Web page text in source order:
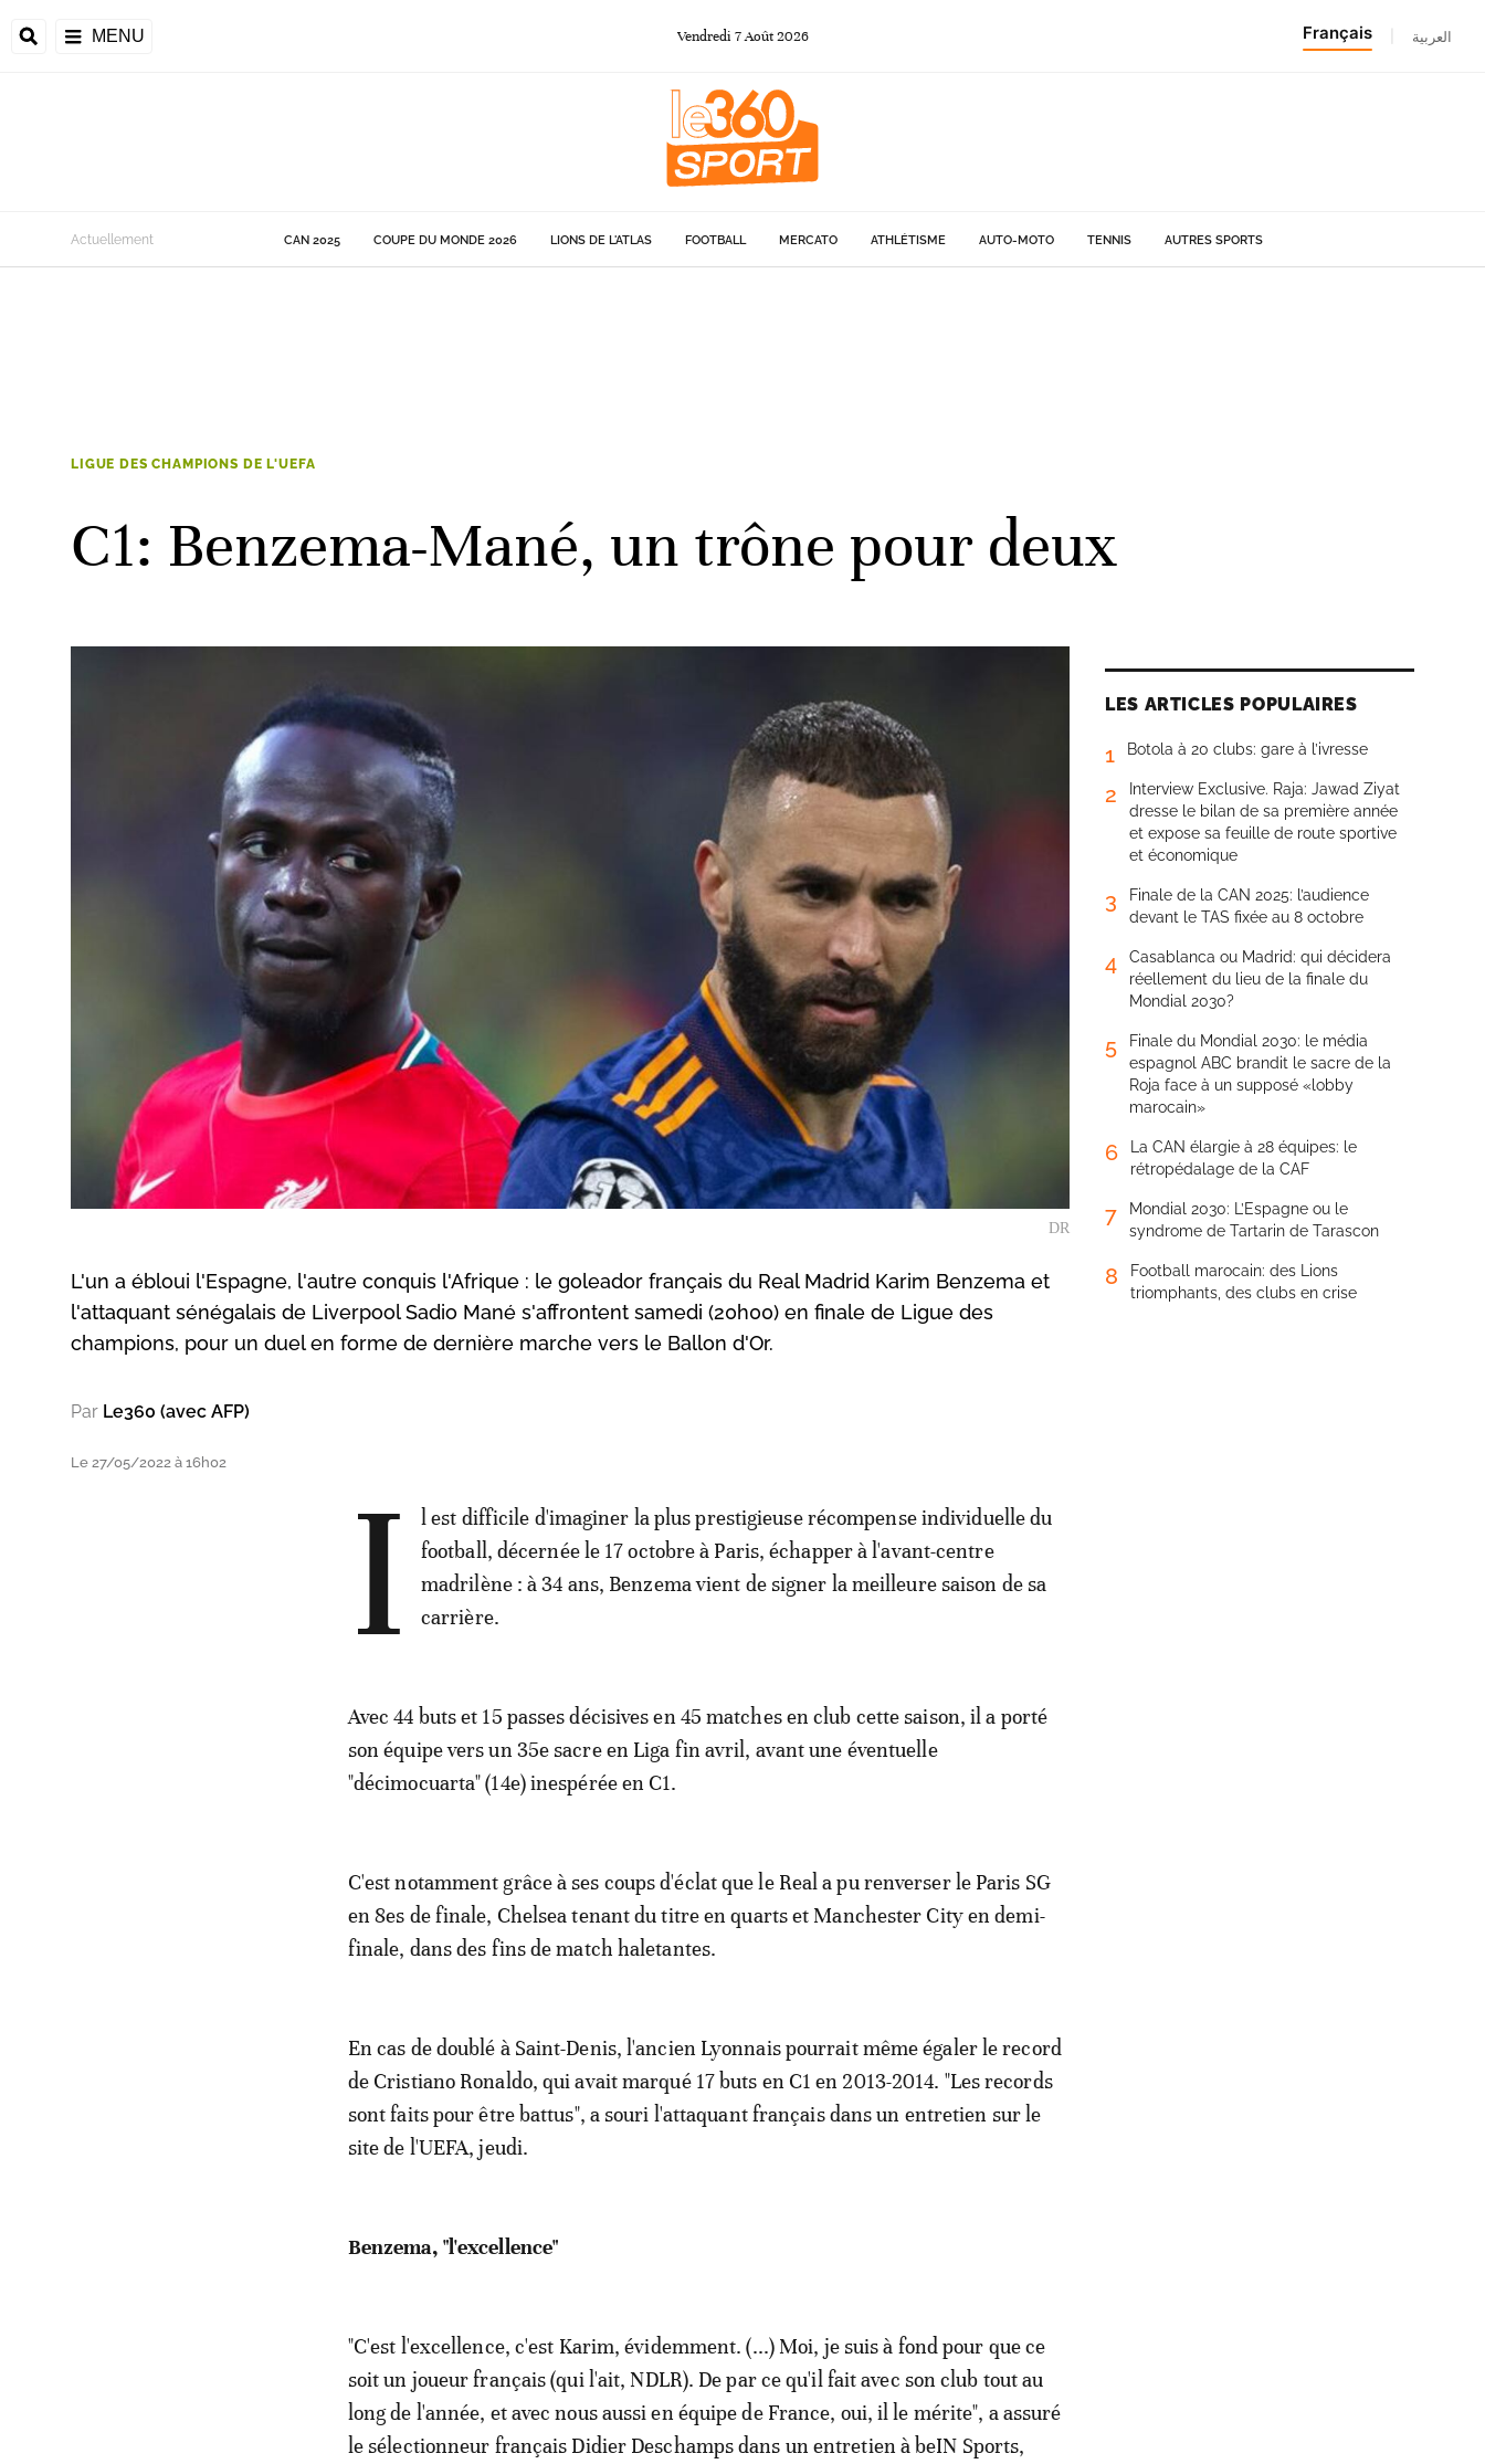
MENU Vendredi 7Août 2026 Français العربية
de la CAF
Actuellement CAN 2025 COUPE DU MONDE 2026 LIONS DE L'ATLAS FOOTBALL MERCATO ATHLÉTISME AUTO-MOTO TENNIS AUTRES SPORTS
LIGUE DES CHAMPIONS DE L'UEFA
C1: Benzema-Mané, un trône pour deux
DR
L'un a ébloui l'Espagne, l'autre conquis l'Afrique : le goleador français du Real Madrid Karim Benzema et
l'attaquant sénégalais de Liverpool Sadio Mané s'affrontent samedi (20h00) en finale de Ligue des
champions, pour un duel en forme de dernière marche vers le Ballon d'Or.
Par Le360 (avec AFP)
Le 27/05/2022 à 16h02 I
l est difficile d'imaginer la plus prestigieuse récompense individuelle du
football, décernée le 17 octobre à Paris, échapper à l'avant-centre
madrilène : à 34 ans, Benzema vient de signer la meilleure saison de sa
carrière.
Avec 44 buts et 15 passes décisives en 45 matches en club cette saison, il a porté
son équipe vers un 35e sacre en Liga fin avril, avant une éventuelle
"décimocuarta" (14e) inespérée en C1.
C'est notamment grâce à ses coups d'éclat que le Real a pu renverser le Paris SG
en 8es de finale, Chelsea tenant du titre en quarts et Manchester City en demi-
finale, dans des fins de match haletantes.
En cas de doublé à Saint-Denis, l'ancien Lyonnais pourrait même égaler le record
de Cristiano Ronaldo, qui avait marqué 17 buts en C1 en 2013-2014. "Les records
sont faits pour être battus", a souri l'attaquant français dans un entretien sur le
site de l'UEFA, jeudi.
Benzema, "l'excellence"
"C'est l'excellence, c'est Karim, évidemment. (...) Moi, je suis à fond pour que ce
soit un joueur français (qui l'ait, NDLR). De par ce qu'il fait avec son club tout au
long de l'année, et avec nous aussi en équipe de France, oui, il le mérite", a assuré
le sélectionneur français Didier Deschamps dans un entretien à beIN Sports,
LES ARTICLES POPULAIRES
1 Botola à 20 clubs: gare à l’ivresse
2
Interview Exclusive. Raja: Jawad Ziyat
dresse le bilan de sa première année
et expose sa feuille de route sportive
et économique
3
Finale de la CAN 2025: l’audience
devant le TAS fixée au 8 octobre
4
Casablanca ou Madrid: qui décidera
réellement du lieu de la finale du
Mondial 2030?
5
Finale du Mondial 2030: le média
espagnol ABC brandit le sacre de la
Roja face à un supposé «lobby
marocain»
6
La CAN élargie à 28 équipes: le
rétropédalage de la CAF
7
Mondial 2030: L’Espagne ou le
syndrome de Tartarin de Tarascon
8
Football marocain: des Lions
triomphants, des clubs en crise